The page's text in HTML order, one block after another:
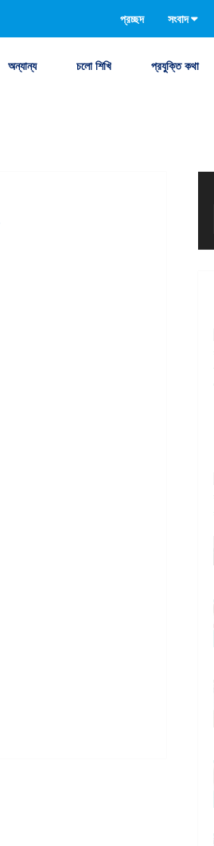
প্রচ্ছদ সংবাদ
অন্যান্য চলো শিখি প্রযুক্তি কথা